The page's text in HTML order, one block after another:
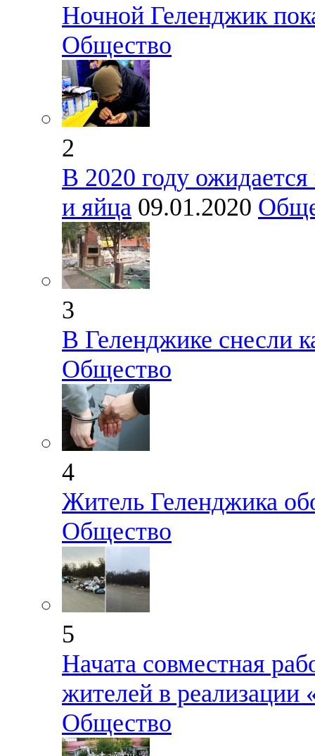
Ночной Геленджик
Общество
2
В 2020 году
и яйца 09.01.2020
3
В Геленджике снесли
Общество
4
Житель Геленджика
Общество
5
Начата совместная
жителей в
Общество